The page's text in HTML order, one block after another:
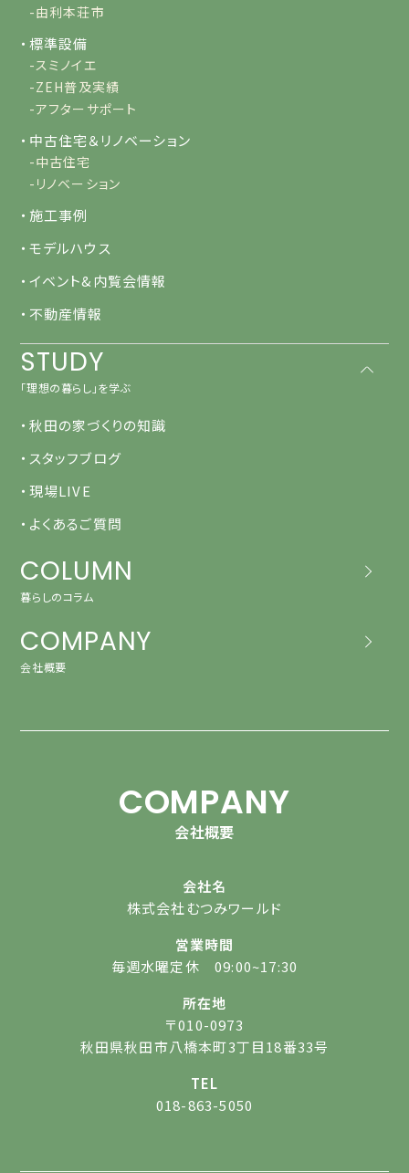
-由利本荘市
・標準設備
-スミノイエ
-ZEH普及実績
-アフターサポート
・中古住宅＆リノベーション
-中古住宅
-リノベーション
・施工事例
・モデルハウス
・イベント&内覧会情報
・不動産情報
STUDY
「理想の暮らし」を学ぶ
・秋田の家づくりの知識
・スタッフブログ
・現場LIVE
・よくあるご質問
COLUMN
暮らしのコラム
COMPANY
会社概要
COMPANY
会社概要
会社名
株式会社むつみワールド
営業時間
毎週水曜定休 09:00~17:30
所在地
〒010-0973
秋田県秋田市八橋本町3丁目18番33号
TEL
018-863-5050